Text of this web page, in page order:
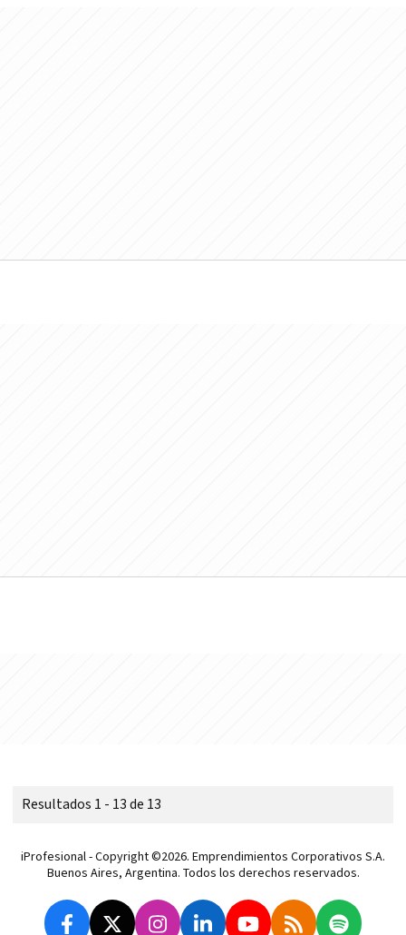
Resultados 1 - 13 de 13
iProfesional - Copyright ©2026. Emprendimientos Corporativos S.A.
Buenos Aires, Argentina. Todos los derechos reservados.